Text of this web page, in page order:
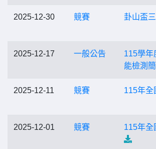
2025-12-30 競賽 卦山盃
2025-12-17 一般公告
115學年
能檢測
2025-12-11 競賽 115年全
2025-12-01 競賽 115年全